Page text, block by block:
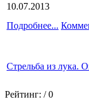
10.07.2013
Подробнее...
Стрельба из лука.
Рейтинг: / 0